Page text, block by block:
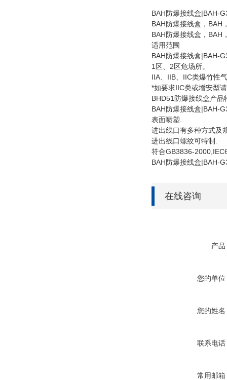
BAH防爆接线盒|BAH-
BAH防爆接线盒，BAH
BAH防爆接线盒，BAH
适用范围
BAH防爆接线盒|BAH-
1区、2区危场所。
IIA、IIB、IIC类爆竹性
*如要求IIC类或增安型
BHD51防爆接线盒产品
BAH防爆接线盒|BAH-
表面喷塑.
进出线口有多种方式及
进出线口螺纹可特制.
符合GB3836-
BAH防爆接线盒|BAH-
在线咨询
产品
您的单位
您的姓名
联系电话
常用邮箱